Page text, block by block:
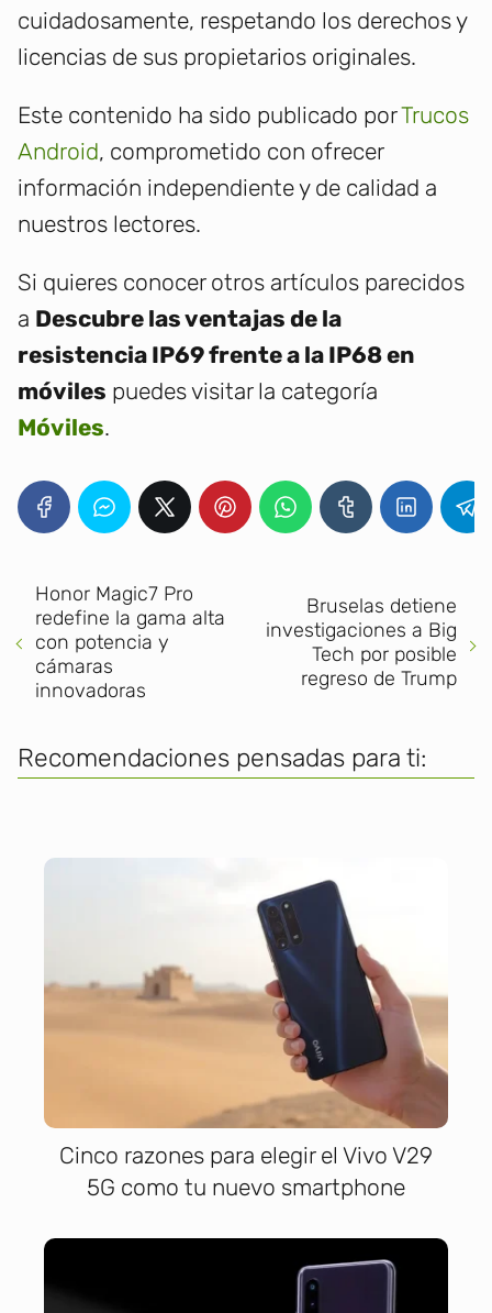
cuidadosamente, respetando los derechos y
licencias de sus propietarios originales.
Este contenido ha sido publicado porTrucos
Android, comprometido con ofrecer
información independiente y de calidad a
nuestros lectores.
Si quieres conocer otros artículos parecidos
a Descubre las ventajas de la
resistencia IP69 frente a la IP68 en
móviles puedes visitar la categoría
Móviles.
Honor Magic7 Pro
redefine la gama alta
con potencia y
cámaras
innovadoras
Bruselas detiene
investigaciones a Big
Tech por posible
regreso de Trump
Recomendaciones pensadas para ti:
Cinco razones para elegir el Vivo V29
5G como tu nuevo smartphone